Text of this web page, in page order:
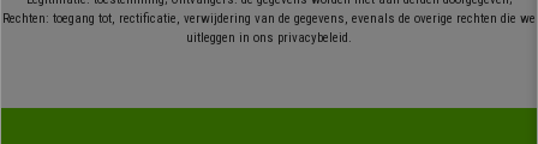
Rechten: toegang tot, rectificatie, verwijdering van de gegevens, evenals de overige rechten die we
uitleggen in ons privacybeleid.